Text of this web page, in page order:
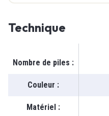
Technique
Nombre de piles :
Couleur :
Matériel :